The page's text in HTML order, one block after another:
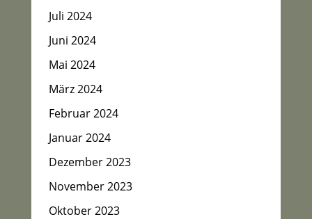
Juli 2024
Juni 2024
Mai 2024
März 2024
Februar 2024
Januar 2024
Dezember 2023
November 2023
Oktober 2023